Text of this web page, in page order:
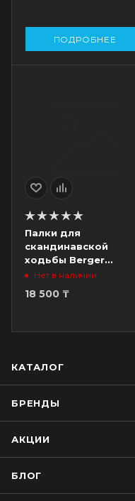
ПОДРОБНЕЕ
Палки для
скандинавской
ходьбы Berger
Phantom, 3х-
см, карбон/серый/
Нет в наличии
18 500 ₸
КАТАЛОГ
БРЕНДЫ
АКЦИИ
БЛОГ